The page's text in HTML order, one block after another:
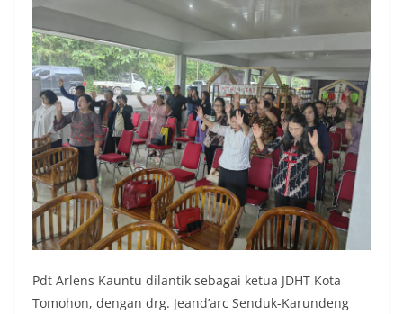
Pdt Arlens Kauntu dilantik sebagai ketua JDHT Kota
Tomohon, dengan drg. Jeand’arc Senduk-Karundeng